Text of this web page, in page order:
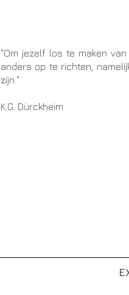
"Om jezelf los te maken
anders op te richten,
zijn."
K.G. Dürckheim